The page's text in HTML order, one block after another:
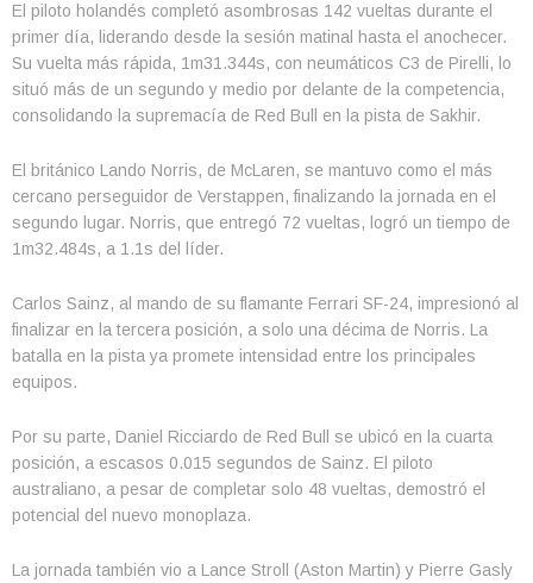
El piloto holandés completó asombrosas 142 vueltas durante el
primer día, liderando desde la sesión matinal hasta el anochecer.
Su vuelta más rápida, 1m31.344s, con neumáticos C3 de Pirelli, lo
situó más de un segundo y medio por delante de la competencia,
consolidando la supremacía de Red Bull en la pista de Sakhir.
El británico Lando Norris, de McLaren, se mantuvo como el más
cercano perseguidor de Verstappen, finalizando la jornada en el
segundo lugar. Norris, que entregó 72 vueltas, logró un tiempo de
1m32.484s, a 1.1s del líder.
Carlos Sainz, al mando de su flamante Ferrari SF-24, impresionó al
finalizar en la tercera posición, a solo una décima de Norris. La
batalla en la pista ya promete intensidad entre los principales
equipos.
Por su parte, Daniel Ricciardo de Red Bull se ubicó en la cuarta
posición, a escasos 0.015 segundos de Sainz. El piloto
australiano, a pesar de completar solo 48 vueltas, demostró el
potencial del nuevo monoplaza.
La jornada también vio a Lance Stroll (Aston Martin) y Pierre Gasly